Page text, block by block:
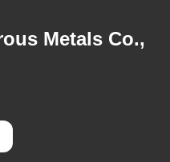
Metals Co.,